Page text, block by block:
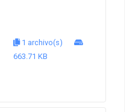
1 archivo(s)
663.71 KB